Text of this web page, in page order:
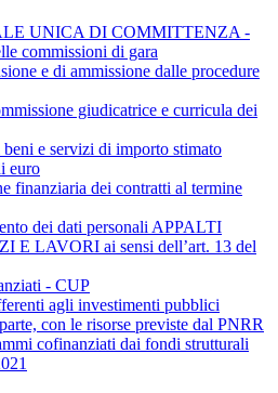
UNICA DI COMMITTENZA -
commissioni di gara
e di ammissione dalle procedure
giudicatrice e curricula dei
e servizi di importo stimato
euro
finanziaria dei contratti al termine
dei dati personali APPALTI
E LAVORI ai sensi dell’art. 13 del
- CUP
agli investimenti pubblici
con le risorse previste dal PNRR
cofinanziati dai fondi strutturali